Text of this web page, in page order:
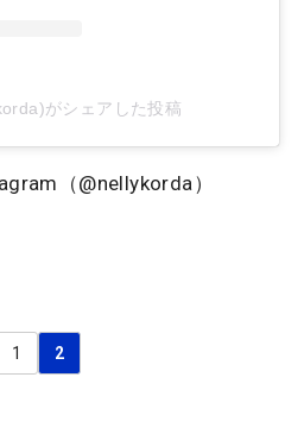
がシェアした投稿
（@nellykorda）
1 2